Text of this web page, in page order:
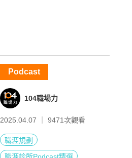
Podcast
104職場力
2025.04.07 ｜ 9471次觀看
職涯規劃